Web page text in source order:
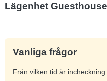
Lägenhet
Vanliga frågor
Från vilken tid är